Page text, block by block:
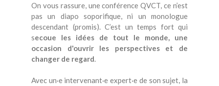
On vous rassure, une conférence QVCT, ce n’est
pas un diapo soporifique, ni un monologue
descendant (promis). C’est un temps fort qui
secoue les idées de tout le monde, une
occasion d'ouvrir les perspectives et de
changer de regard.
Avec un·e intervenant·e expert·e de son sujet, la